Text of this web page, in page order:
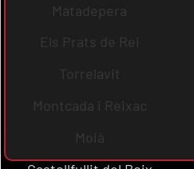
Matadepera
Els Prats de Rei
Torrelavit
Montcada i Reixac
Moià